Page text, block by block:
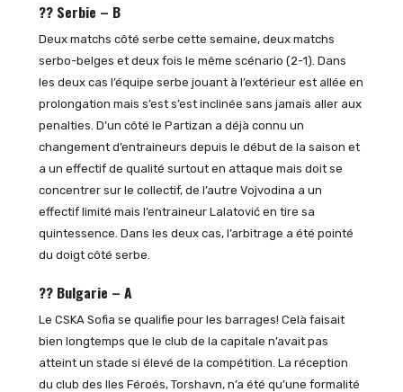
?? Serbie – B
Deux matchs côté serbe cette semaine, deux matchs
serbo-belges et deux fois le même scénario (2-1). Dans
les deux cas l’équipe serbe jouant à l’extérieur est allée en
prolongation mais s’est s’est inclinée sans jamais aller aux
penalties. D’un côté le Partizan a déjà connu un
changement d’entraineurs depuis le début de la saison et
a un effectif de qualité surtout en attaque mais doit se
concentrer sur le collectif, de l’autre Vojvodina a un
effectif limité mais l’entraineur Lalatović en tire sa
quintessence. Dans les deux cas, l’arbitrage a été pointé
du doigt côté serbe.
?? Bulgarie – A
Le CSKA Sofia se qualifie pour les barrages! Celà faisait
bien longtemps que le club de la capitale n’avait pas
atteint un stade si élevé de la compétition. La réception
du club des Iles Féroés, Torshavn, n’a été qu’une formalité